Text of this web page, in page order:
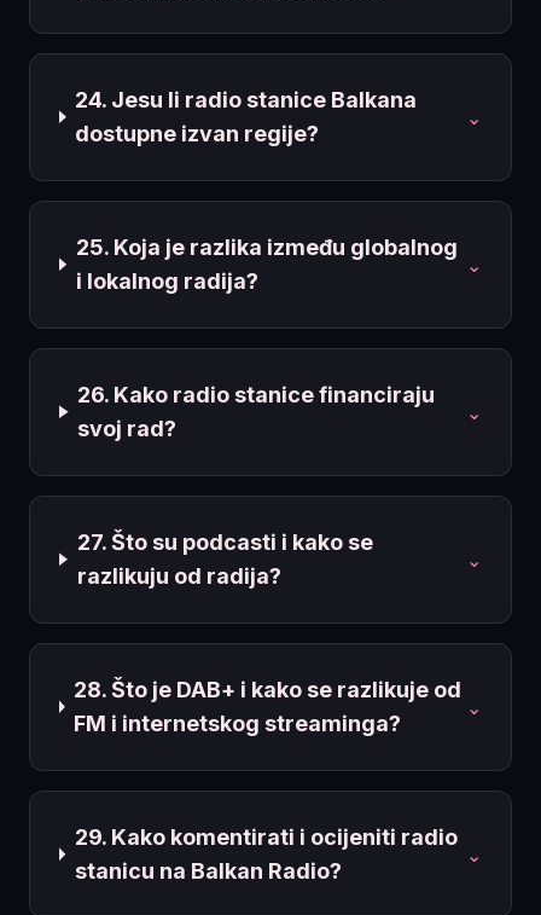
24. Jesu li radio stanice Balkana
dostupne izvan regije?
⌄
25. Koja je razlika između globalnog
i lokalnog radija?
⌄
26. Kako radio stanice financiraju
svoj rad?
⌄
27. Što su podcasti i kako se
razlikuju od radija?
⌄
28. Što je DAB+ i kako se razlikuje od
FM i internetskog streaminga?
⌄
29. Kako komentirati i ocijeniti radio
stanicu na Balkan Radio?
⌄